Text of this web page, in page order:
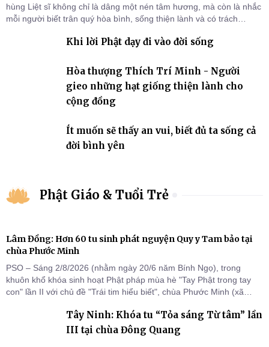
hùng Liệt sĩ không chỉ là dâng một nén tâm hương, mà còn là nhắc
mỗi người biết trân quý hòa bình, sống thiện lành và có trách
Khi lời Phật dạy đi vào đời sống
Hòa thượng Thích Trí Minh - Người
gieo những hạt giống thiện lành cho
cộng đồng
Ít muốn sẽ thấy an vui, biết đủ ta sống cả
đời bình yên
Phật Giáo & Tuổi Trẻ
Lâm Đồng: Hơn 60 tu sinh phát nguyện Quy y Tam bảo tại
chùa Phước Minh
PSO – Sáng 2/8/2026 (nhằm ngày 20/6 năm Bính Ngọ), trong
khuôn khổ khóa sinh hoạt Phật pháp mùa hè "Tay Phật trong tay
con" lần II với chủ đề "Trái tim hiểu biết", chùa Phước Minh (xã
cho hơn 60 tu sinh.Tây Ninh: Khóa tu “Tỏa sáng Từ tâm” lần
III tại chùa Đông Quang